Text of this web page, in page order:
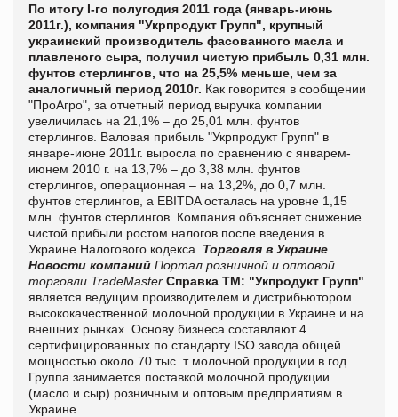
По итогу І-го полугодия 2011 года (январь-июнь
2011г.), компания "Укрпродукт Групп", крупный
украинский производитель фасованного масла и
плавленого сыра, получил чистую прибыль 0,31 млн.
фунтов стерлингов, что на 25,5% меньше, чем за
аналогичный период 2010г. Как говорится в сообщении
"ПроАгро", за отчетный период выручка компании
увеличилась на 21,1% – до 25,01 млн. фунтов
стерлингов. Валовая прибыль "Укрпродукт Групп" в
январе-июне 2011г. выросла по сравнению с январем-
июнем 2010 г. на 13,7% – до 3,38 млн. фунтов
стерлингов, операционная – на 13,2%, до 0,7 млн.
фунтов стерлингов, а EBITDA осталась на уровне 1,15
млн. фунтов стерлингов. Компания объясняет снижение
чистой прибыли ростом налогов после введения в
Украине Налогового кодекса. Торговля в Украине
Новости компаний Портал розничной и оптовой
торговли TradeMaster Справка ТМ: "Укпродукт Групп"
является ведущим производителем и дистрибьютором
высококачественной молочной продукции в Украине и на
внешних рынках. Основу бизнеса составляют 4
сертифицированных по стандарту ISO завода общей
мощностью около 70 тыс. т молочной продукции в год.
Группа занимается поставкой молочной продукции
(масло и сыр) розничным и оптовым предприятиям в
Украине.